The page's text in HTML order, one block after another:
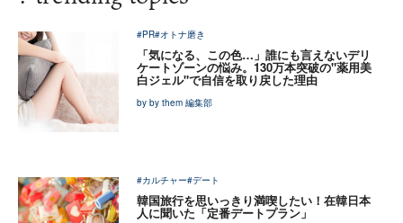
#PR#オトナ磨き
「気になる、この色…」誰にも言えないデリ
ケートゾーンの悩み。130万本突破の"薬用美
白ジェル"で自信を取り戻した理由
by by them 編集部
#カルチャー#デート
韓国旅行を思いっきり満喫したい！在韓日本
人に聞いた「定番デートプラン」